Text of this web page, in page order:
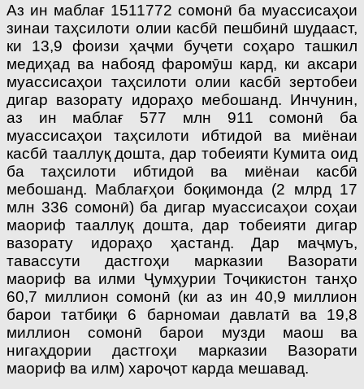
Аз ин маблағ 1511772 сомонӣ ба муассисаҳои
зинаи таҳсилоти олии касбӣ пешбинӣ шудааст,
ки 13,9 фоизи ҳаҷми буҷети соҳаро ташкил
медиҳад ва набояд фаромӯш кард, ки аксари
муассисаҳои таҳсилоти олии касбӣ зертобеи
дигар вазорату идораҳо мебошанд. Инчунин,
аз ин маблағ 577 млн 911 сомонӣ ба
муассисаҳои таҳсилоти ибтидоӣ ва миёнаи
касбӣ тааллуқ дошта, дар тобеияти Кумита оид
ба таҳсилоти ибтидоӣ ва миёнаи касбӣ
мебошанд. Маблағҳои боқимонда (2 млрд 17
млн 336 сомонӣ) ба дигар муассисаҳои соҳаи
маориф тааллуқ дошта, дар тобеияти дигар
вазорату идораҳо ҳастанд. Дар маҷмуъ,
тавассути дастгоҳи марказии Вазорати
маориф ва илми Ҷумҳурии Тоҷикистон танҳо
60,7 миллион сомонӣ (ки аз ин 40,9 миллион
барои татбиқи 6 барномаи давлатӣ ва 19,8
миллион сомонӣ барои музди маош ва
нигаҳдории дастгоҳи марказии Вазорати
маориф ва илм) хароҷот карда мешавад.